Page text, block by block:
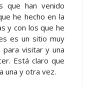
que han venido
he hecho en la
y con los que he
es un sitio muy
para visitar y una
Está claro que
una y otra vez.